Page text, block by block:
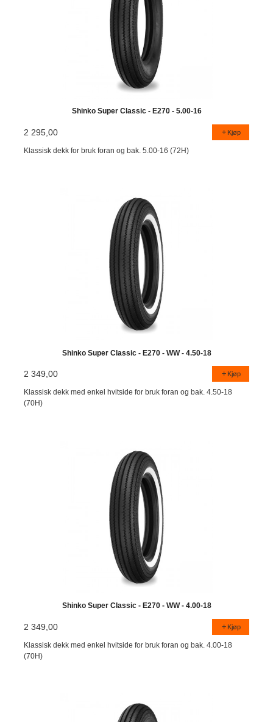
Shinko Super Classic - E270 - 5.00-16
2 295,00 Kjøp
Klassisk dekk for bruk foran og bak. 5.00-16 (72H)
Shinko Super Classic - E270 - WW - 4.50-18
2 349,00 Kjøp
Klassisk dekk med enkel hvitside for bruk foran og bak. 4.50-18
(70H)
Shinko Super Classic - E270 - WW - 4.00-18
2 349,00 Kjøp
Klassisk dekk med enkel hvitside for bruk foran og bak. 4.00-18
(70H)